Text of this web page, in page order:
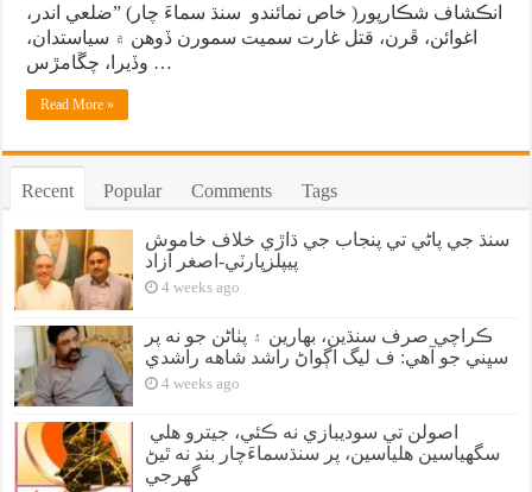
انڪشاف شڪارپور( خاص نمائندو سنڌ سماءَ چار) ”ضلعي اندر،
اغوائن، ڦرن، قتل غارت سميت سمورن ڏوهن ۾ سياستدان،
وڏيرا، چڱامڙس …
Read More »
Recent Popular Comments Tags
سنڌ جي پاڻي تي پنجاب جي ڌاڙي خلاف خاموش
پيپلزپارٽي-اصغر آزاد
4 weeks ago
ڪراچي صرف سنڌين، بهارين ۽ پٺاڻن جو نه پر
سڀني جو آهي: ف ليگ اڳواڻ راشد شاهه راشدي
4 weeks ago
سگهياسين هلياسين، پر سنڌسماءَچار بند نه ٿيڻ
گهرجي